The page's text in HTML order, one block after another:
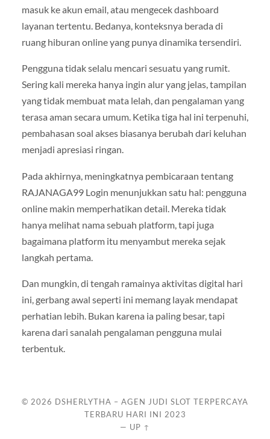
masuk ke akun email, atau mengecek dashboard
layanan tertentu. Bedanya, konteksnya berada di
ruang hiburan online yang punya dinamika tersendiri.
Pengguna tidak selalu mencari sesuatu yang rumit.
Sering kali mereka hanya ingin alur yang jelas, tampilan
yang tidak membuat mata lelah, dan pengalaman yang
terasa aman secara umum. Ketika tiga hal ini terpenuhi,
pembahasan soal akses biasanya berubah dari keluhan
menjadi apresiasi ringan.
Pada akhirnya, meningkatnya pembicaraan tentang
RAJANAGA99 Login menunjukkan satu hal: pengguna
online makin memperhatikan detail. Mereka tidak
hanya melihat nama sebuah platform, tapi juga
bagaimana platform itu menyambut mereka sejak
langkah pertama.
Dan mungkin, di tengah ramainya aktivitas digital hari
ini, gerbang awal seperti ini memang layak mendapat
perhatian lebih. Bukan karena ia paling besar, tapi
karena dari sanalah pengalaman pengguna mulai
terbentuk.
© 2026 DSHERLYTHA – AGEN JUDI SLOT TERPERCAYA
TERBARU HARI INI 2023
— UP ↑